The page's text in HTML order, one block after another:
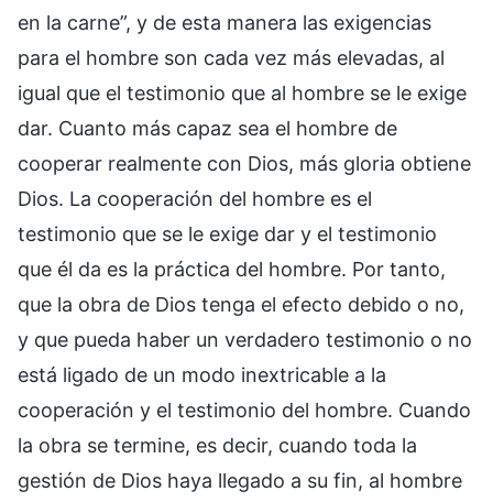
en la carne”, y de esta manera las exigencias
para el hombre son cada vez más elevadas, al
igual que el testimonio que al hombre se le exige
dar. Cuanto más capaz sea el hombre de
cooperar realmente con Dios, más gloria obtiene
Dios. La cooperación del hombre es el
testimonio que se le exige dar y el testimonio
que él da es la práctica del hombre. Por tanto,
que la obra de Dios tenga el efecto debido o no,
y que pueda haber un verdadero testimonio o no
está ligado de un modo inextricable a la
cooperación y el testimonio del hombre. Cuando
la obra se termine, es decir, cuando toda la
gestión de Dios haya llegado a su fin, al hombre